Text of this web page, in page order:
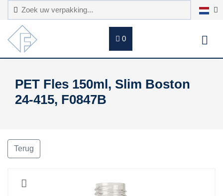
0
PET Fles 150ml, Slim Boston
24-415, F0847B
Terug